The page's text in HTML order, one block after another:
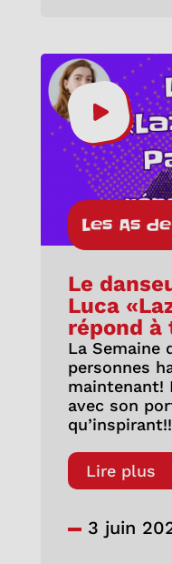
Les As
Le
Luca
répond à
La Semaine
personnes
maintenant!
avec son
qu’inspirant!!
Lire plus
3 juin